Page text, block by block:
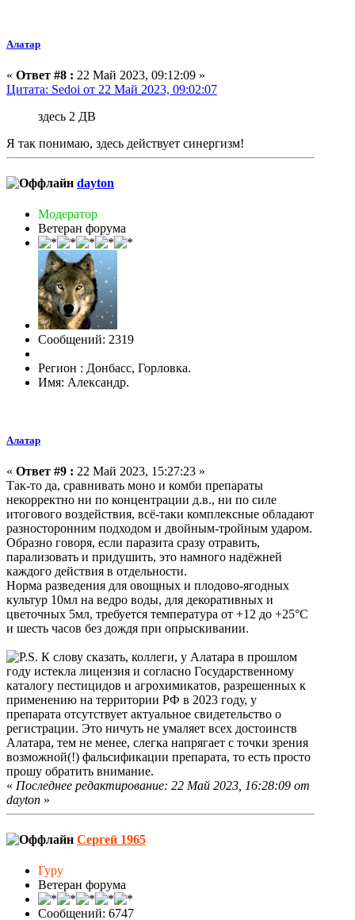
Алатар
« Ответ #8 : 22 Май 2023, 09:12:09 »
Цитата: Sedoi от 22 Май 2023, 09:02:07
здесь 2 ДВ
Я так понимаю, здесь действует синергизм!
dayton
Модератор
Ветеран форума
Сообщений: 2319
Регион : Донбасс, Горловка.
Имя: Александр.
Алатар
« Ответ #9 : 22 Май 2023, 15:27:23 »
Так-то да, сравнивать моно и комби препараты
некорректно ни по концентрации д.в., ни по силе
итогового воздействия, всё-таки комплексные обладают
разносторонним подходом и двойным-тройным ударом.
Образно говоря, если паразита сразу отравить,
парализовать и придушить, это намного надёжней
каждого действия в отдельности.
Норма разведения для овощных и плодово-ягодных
культур 10мл на ведро воды, для декоративных и
цветочных 5мл, требуется температура от +12 до +25°С
и шесть часов без дождя при опрыскивании.
К слову сказать, коллеги, у Алатара в прошлом
году истекла лицензия и согласно Государственному
каталогу пестицидов и агрохимикатов, разрешенных к
применению на территории РФ в 2023 году, у
препарата отсутствует актуальное свидетельство о
регистрации. Это ничуть не умаляет всех достоинств
Алатара, тем не менее, слегка напрягает с точки зрения
возможной(!) фальсификации препарата, то есть просто
прошу обратить внимание.
« Последнее редактирование: 22 Май 2023, 16:28:09 от
dayton »
Сергей 1965
Гуру
Ветеран форума
Сообщений: 6747